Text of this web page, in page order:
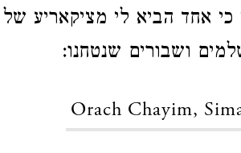
אחד הביא לי מציקאריע
ושבורים שנטחנו:
Orach Chayim,